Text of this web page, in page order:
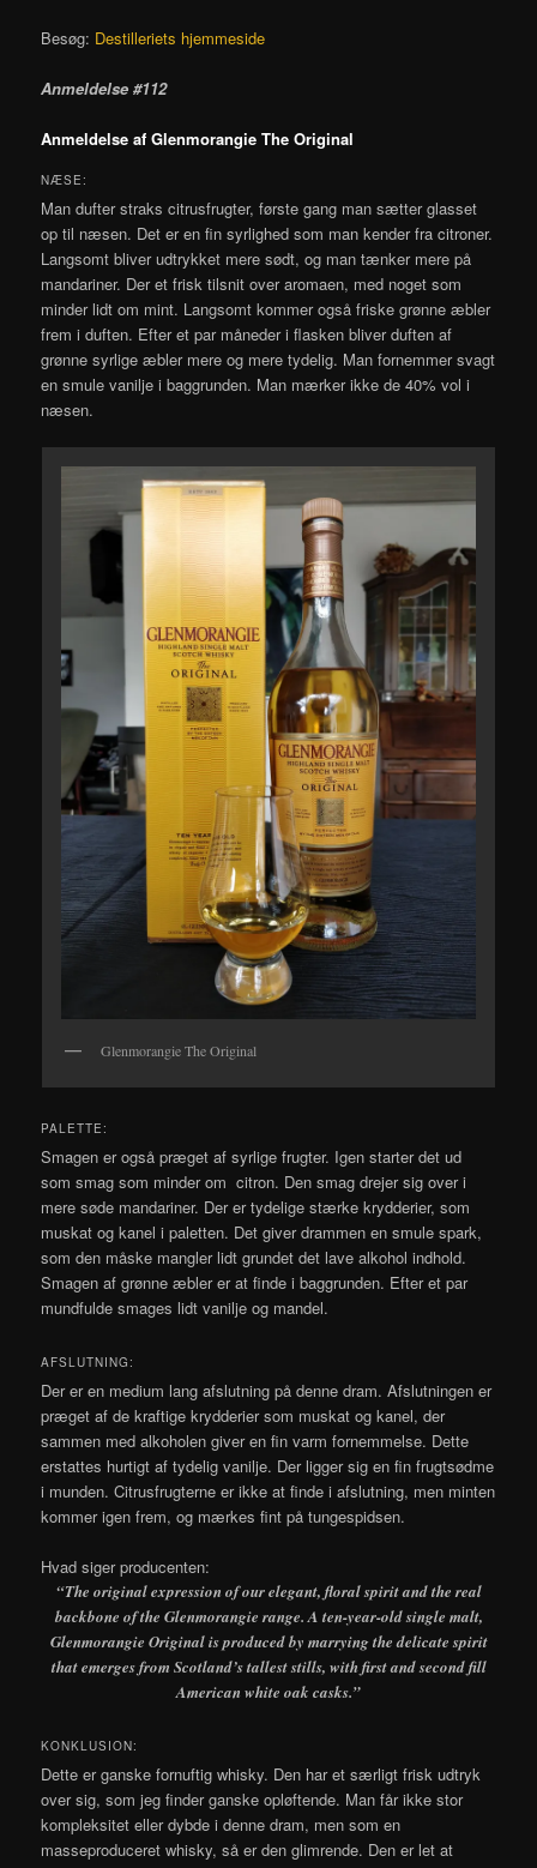
Besøg: Destilleriets hjemmeside
Anmeldelse #112
Anmeldelse af Glenmorangie The Original
NÆSE:
Man dufter straks citrusfrugter, første gang man sætter glasset
op til næsen. Det er en fin syrlighed som man kender fra citroner.
Langsomt bliver udtrykket mere sødt, og man tænker mere på
mandariner. Der et frisk tilsnit over aromaen, med noget som
minder lidt om mint. Langsomt kommer også friske grønne æbler
frem i duften. Efter et par måneder i flasken bliver duften af
grønne syrlige æbler mere og mere tydelig. Man fornemmer svagt
en smule vanilje i baggrunden. Man mærker ikke de 40% vol i
næsen.
Glenmorangie The Original
PALETTE:
Smagen er også præget af syrlige frugter. Igen starter det ud
som smag som minder om citron. Den smag drejer sig over i
mere søde mandariner. Der er tydelige stærke krydderier, som
muskat og kanel i paletten. Det giver drammen en smule spark,
som den måske mangler lidt grundet det lave alkohol indhold.
Smagen af grønne æbler er at finde i baggrunden. Efter et par
mundfulde smages lidt vanilje og mandel.
AFSLUTNING:
Der er en medium lang afslutning på denne dram. Afslutningen er
præget af de kraftige krydderier som muskat og kanel, der
sammen med alkoholen giver en fin varm fornemmelse. Dette
erstattes hurtigt af tydelig vanilje. Der ligger sig en fin frugtsødme
i munden. Citrusfrugterne er ikke at finde i afslutning, men minten
kommer igen frem, og mærkes fint på tungespidsen.
Hvad siger producenten:
“The original expression of our elegant, floral spirit and the real
backbone of the Glenmorangie range. A ten-year-old single malt,
Glenmorangie Original is produced by marrying the delicate spirit
that emerges from Scotland’s tallest stills, with first and second fill
American white oak casks.”
KONKLUSION:
Dette er ganske fornuftig whisky. Den har et særligt frisk udtryk
over sig, som jeg finder ganske opløftende. Man får ikke stor
kompleksitet eller dybde i denne dram, men som en
masseproduceret whisky, så er den glimrende. Den er let at